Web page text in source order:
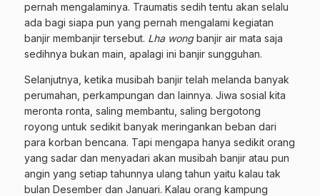
pernah mengalaminya. Traumatis sedih tentu akan selalu
ada bagi siapa pun yang pernah mengalami kegiatan
banjir membanjir tersebut. Lha wongbanjir air mata saja
sedihnya bukan main, apalagi ini banjir sungguhan.
Selanjutnya, ketika musibah banjir telah melanda banyak
perumahan, perkampungan dan lainnya. Jiwa sosial kita
meronta ronta, saling membantu, saling bergotong
royong untuk sedikit banyak meringankan beban dari
para korban bencana. Tapi mengapa hanya sedikit orang
yang sadar dan menyadari akan musibah banjir atau pun
angin yang setiap tahunnya ulang tahun yaitu kalau tak
bulan Desember dan Januari. Kalau orang kampung